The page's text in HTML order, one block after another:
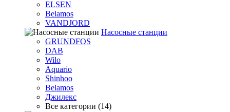
ELSEN
Belamos
VANDJORD
Насосные станции
GRUNDFOS
DAB
Wilo
Aquario
Shinhoo
Belamos
Джилекс
Все категории (14)